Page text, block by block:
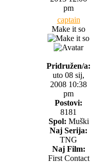
pm
captain
Make it so
Pridružen/a:
uto 08 sij,
2008 10:38
pm
Postovi:
8181
Spol: Muški
Naj Serija:
TNG
Naj Film:
First Contact